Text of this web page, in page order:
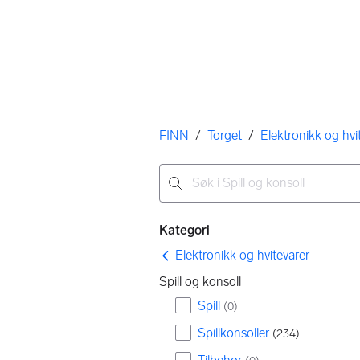
Her er du
FINN / Torget / Elektronikk og
Filtre
Kategori
Elektronikk og hvitevarer
Spill og konsoll
Spill (0)
Spillkonsoller (234)